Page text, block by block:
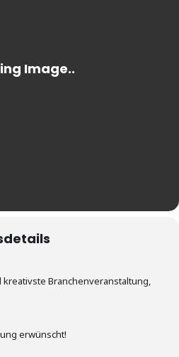
Branchenveranstaltung,
erwünscht!